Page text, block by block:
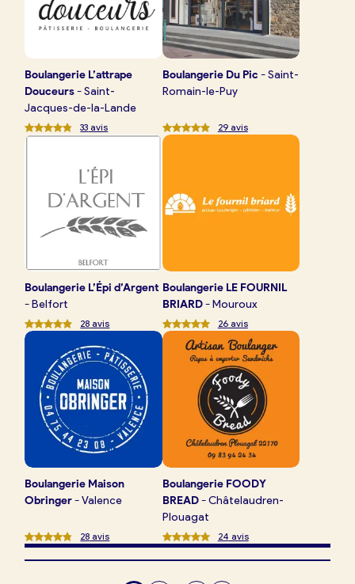
Boulangerie L’attrape
Douceurs-Saint-
Jacques-de-la-Lande
33 avis
Boulangerie Du Pic -Saint-
Romain-le-Puy
29avis
Boulangerie L’Épi d’Argent
-Belfort
28 avis
Boulangerie LE FOURNIL
BRIARD-Mouroux
26avis
Boulangerie Maison
Obringer-Valence
28 avis
Boulangerie FOODY
BREAD-Châtelaudren-
Plouagat
24 avis